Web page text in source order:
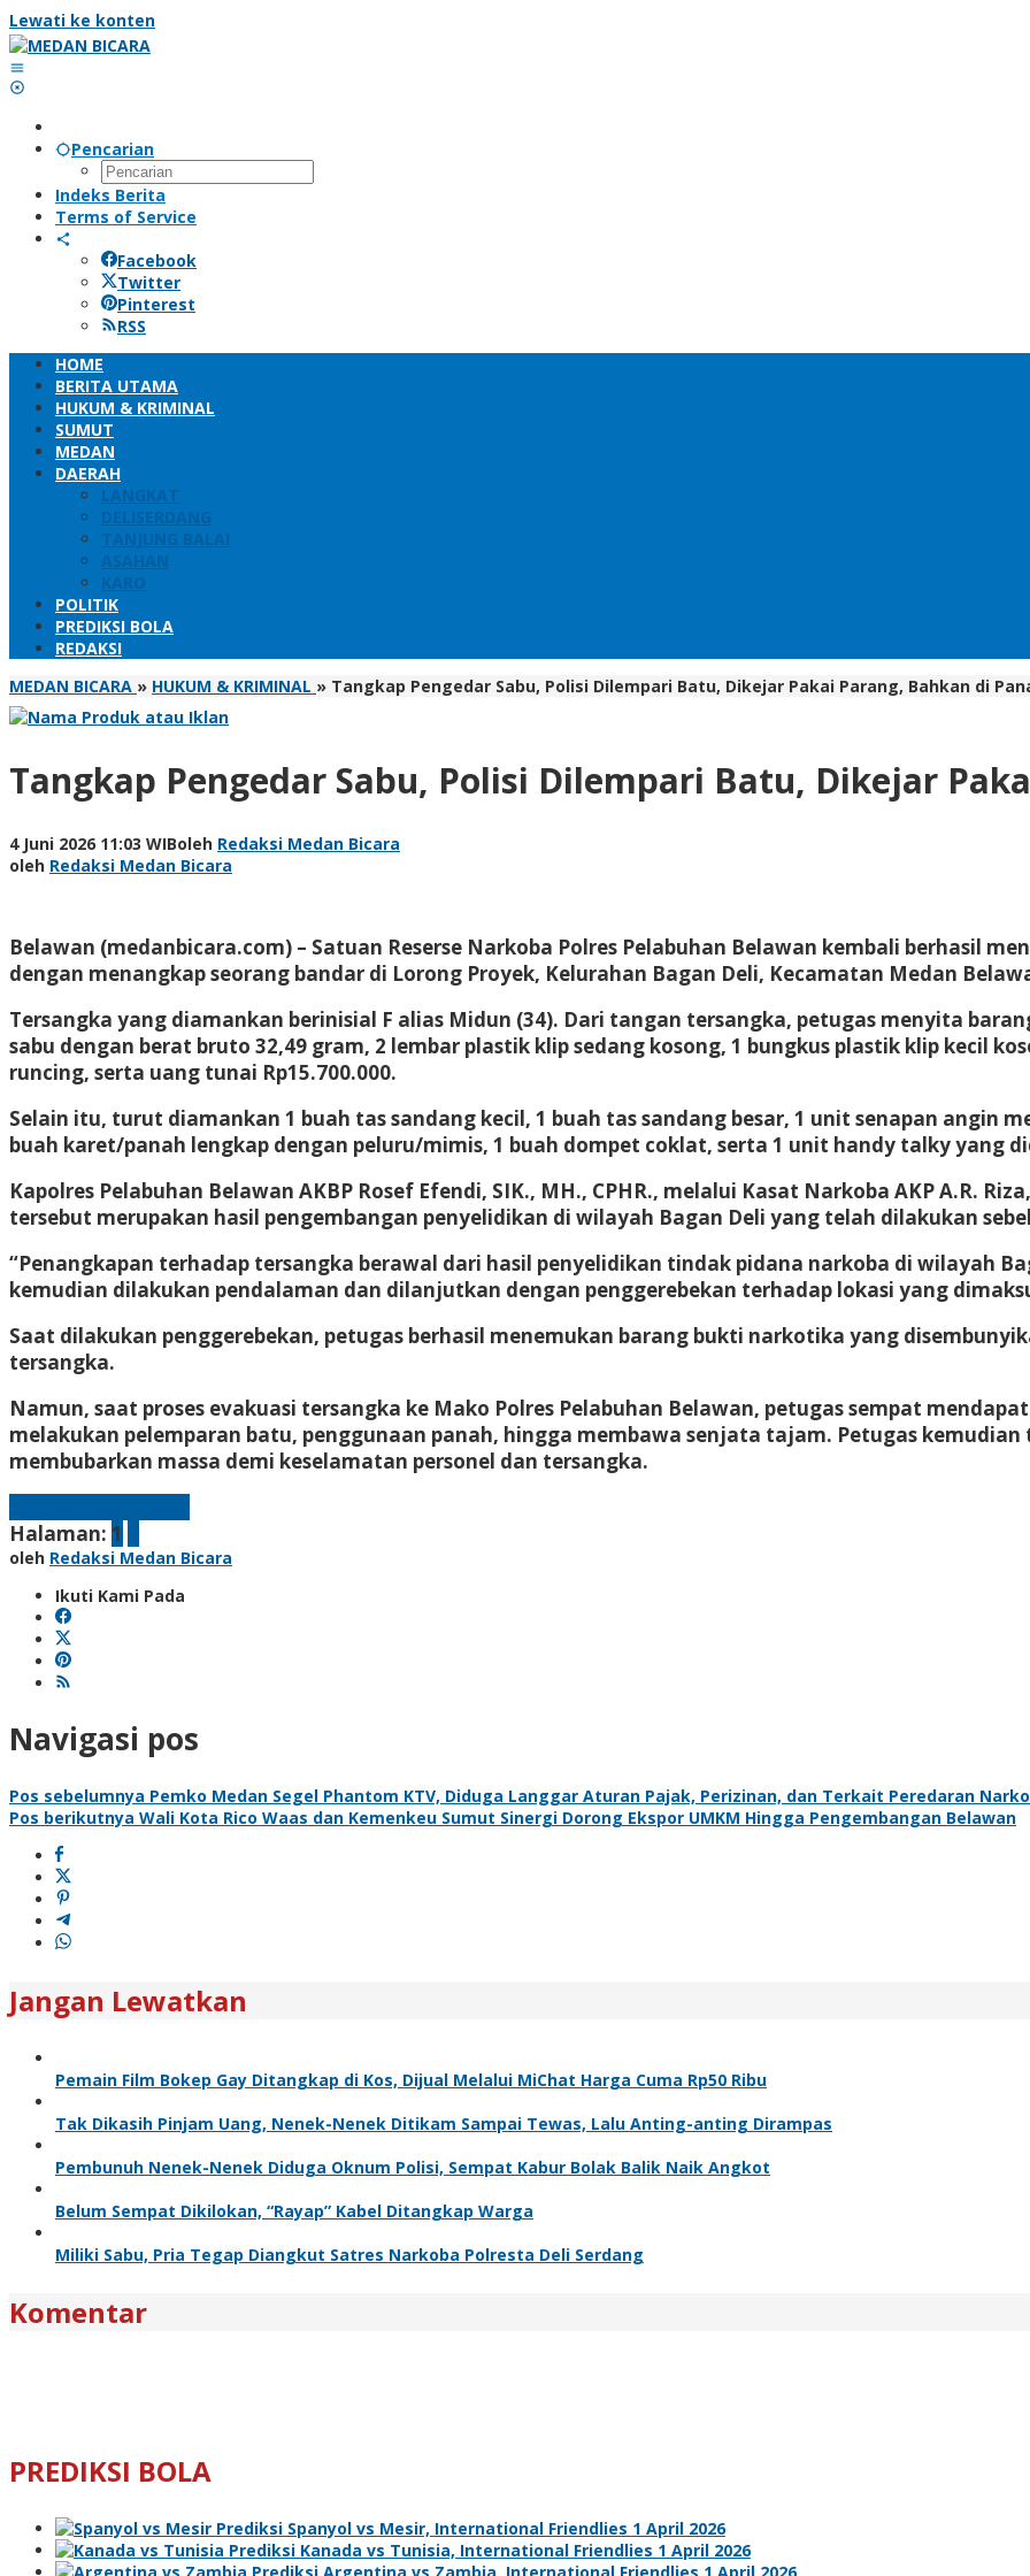
Lewati ke konten
Pencarian
Indeks Berita
Terms of Service
Facebook
Twitter
Pinterest
RSS
HOME
BERITA UTAMA
HUKUM & KRIMINAL
SUMUT
MEDAN
DAERAH
LANGKAT
DELISERDANG
TANJUNG BALAI
ASAHAN
KARO
POLITIK
PREDIKSI BOLA
REDAKSI
MEDAN BICARA » HUKUM & KRIMINAL » Tangkap Pengedar Sabu, Polisi Dilempari Batu, Dikejar Pakai Parang, Bahkan di
Tangkap Pengedar Sabu, Polisi Dilempari Batu, Dikejar
4 Juni 2026 11:03 WIBoleh Redaksi Medan Bicara
oleh Redaksi Medan Bicara
Belawan (medanbicara.com) – Satuan Reserse Narkoba Polres Pelabuhan Belawan kembali berhasil
dengan menangkap seorang bandar di Lorong Proyek, Kelurahan Bagan Deli, Kecamatan Medan
Tersangka yang diamankan berinisial F alias Midun (34). Dari tangan tersangka, petugas menyita
sabu dengan berat bruto 32,49 gram, 2 lembar plastik klip sedang kosong, 1 bungkus plastik klip kecil
runcing, serta uang tunai Rp15.700.000.
Selain itu, turut diamankan 1 buah tas sandang kecil, 1 buah tas sandang besar, 1 unit senapan angin
buah karet/panah lengkap dengan peluru/mimis, 1 buah dompet coklat, serta 1 unit handy talky yang
Kapolres Pelabuhan Belawan AKBP Rosef Efendi, SIK., MH., CPHR., melalui Kasat Narkoba AKP A.R.
tersebut merupakan hasil pengembangan penyelidikan di wilayah Bagan Deli yang telah dilakukan
“Penangkapan terhadap tersangka berawal dari hasil penyelidikan tindak pidana narkoba di wilayah
kemudian dilakukan pendalaman dan dilanjutkan dengan penggerebekan terhadap lokasi yang
Saat dilakukan penggerebekan, petugas berhasil menemukan barang bukti narkotika yang
tersangka.
Namun, saat proses evakuasi tersangka ke Mako Polres Pelabuhan Belawan, petugas sempat
melakukan pelemparan batu, penggunaan panah, hingga membawa senjata tajam. Petugas
membubarkan massa demi keselamatan personel dan tersangka.
Halaman: 1
oleh Redaksi Medan Bicara
Ikuti Kami Pada
Navigasi pos
Pos sebelumnya Pemko Medan Segel Phantom KTV, Diduga Langgar Aturan Pajak, Perizinan, dan Terkait Peredaran
Pos berikutnya Wali Kota Rico Waas dan Kemenkeu Sumut Sinergi Dorong Ekspor UMKM Hingga Pengembangan Belawan
Jangan Lewatkan
Pemain Film Bokep Gay Ditangkap di Kos, Dijual Melalui MiChat Harga Cuma Rp50 Ribu
Tak Dikasih Pinjam Uang, Nenek-Nenek Ditikam Sampai Tewas, Lalu Anting-anting Dirampas
Pembunuh Nenek-Nenek Diduga Oknum Polisi, Sempat Kabur Bolak Balik Naik Angkot
Belum Sempat Dikilokan, “Rayap” Kabel Ditangkap Warga
Miliki Sabu, Pria Tegap Diangkut Satres Narkoba Polresta Deli Serdang
Komentar
PREDIKSI BOLA
Prediksi Spanyol vs Mesir, International Friendlies 1 April 2026
Prediksi Kanada vs Tunisia, International Friendlies 1 April 2026